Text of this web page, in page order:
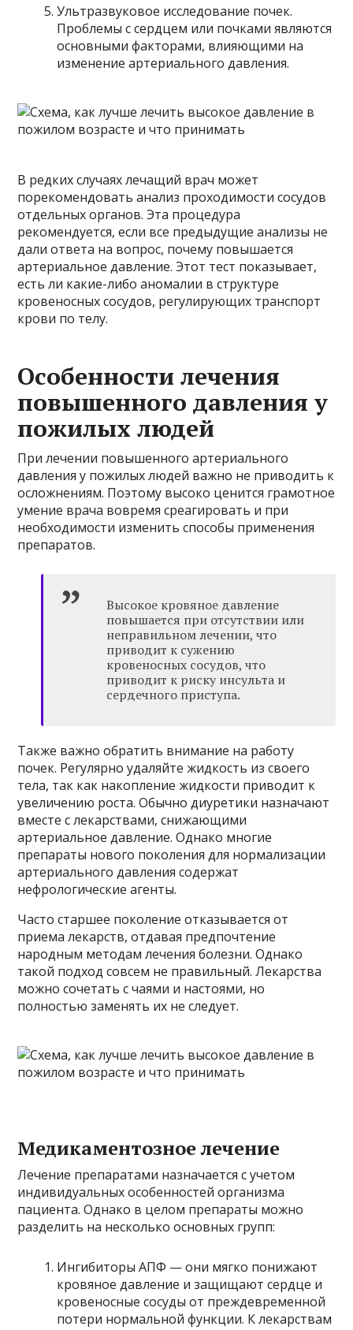
Ультразвуковое исследование почек.
Проблемы с сердцем или почками являются
основными факторами, влияющими на
изменение артериального давления.
В редких случаях лечащий врач может
порекомендовать анализ проходимости сосудов
отдельных органов. Эта процедура
рекомендуется, если все предыдущие анализы не
дали ответа на вопрос, почему повышается
артериальное давление. Этот тест показывает,
есть ли какие-либо аномалии в структуре
кровеносных сосудов, регулирующих транспорт
крови по телу.
Особенности лечения
повышенного давления у
пожилых людей
При лечении повышенного артериального
давления у пожилых людей важно не приводить к
осложнениям. Поэтому высоко ценится грамотное
умение врача вовремя среагировать и при
необходимости изменить способы применения
препаратов.
Высокое кровяное давление
повышается при отсутствии или
неправильном лечении, что
приводит к сужению
кровеносных сосудов, что
приводит к риску инсульта и
сердечного приступа.
Также важно обратить внимание на работу
почек. Регулярно удаляйте жидкость из своего
тела, так как накопление жидкости приводит к
увеличению роста. Обычно диуретики назначают
вместе с лекарствами, снижающими
артериальное давление. Однако многие
препараты нового поколения для нормализации
артериального давления содержат
нефрологические агенты.
Часто старшее поколение отказывается от
приема лекарств, отдавая предпочтение
народным методам лечения болезни. Однако
такой подход совсем не правильный. Лекарства
можно сочетать с чаями и настоями, но
полностью заменять их не следует.
Медикаментозное лечение
Лечение препаратами назначается с учетом
индивидуальных особенностей организма
пациента. Однако в целом препараты можно
разделить на несколько основных групп:
Ингибиторы АПФ — они мягко понижают
кровяное давление и защищают сердце и
кровеносные сосуды от преждевременной
потери нормальной функции. К лекарствам